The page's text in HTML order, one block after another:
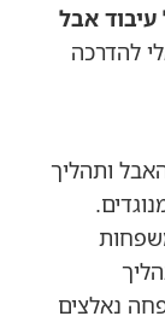
עיבוד אבל
להדרכה
ותהליך
נאלצים